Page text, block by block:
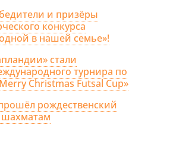
и призёры
конкурса
в нашей семье»!
стали
турнира по
Christmas Futsal Cup»
рождественский
шахматам